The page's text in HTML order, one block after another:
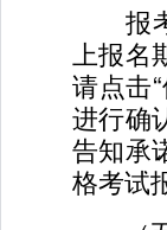
报考
上报
请点击
进行确
告知承
格考试